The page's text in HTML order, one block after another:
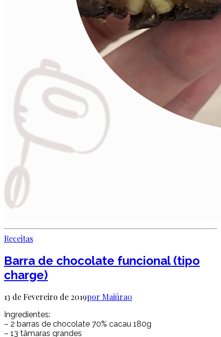
Receitas
Barra de chocolate funcional (tipo
charge)
13 de Fevereiro de 2019por Maiúra0
Ingredientes:
– 2 barras de chocolate 70% cacau 180g
– 13 tâmaras grandes